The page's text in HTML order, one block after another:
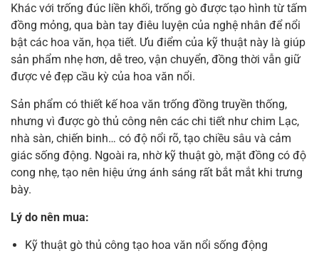
Khác với trống đúc liền khối, trống gò được tạo hình từ tấm
đồng mỏng, qua bàn tay điêu luyện của nghệ nhân để nổi
bật các hoa văn, họa tiết. Ưu điểm của kỹ thuật này là giúp
sản phẩm nhẹ hơn, dễ treo, vận chuyển, đồng thời vẫn giữ
được vẻ đẹp cầu kỳ của hoa văn nổi.
Sản phẩm có thiết kế hoa văn trống đồng truyền thống,
nhưng vì được gò thủ công nên các chi tiết như chim Lạc,
nhà sàn, chiến binh… có độ nổi rõ, tạo chiều sâu và cảm
giác sống động. Ngoài ra, nhờ kỹ thuật gò, mặt đồng có độ
cong nhẹ, tạo nên hiệu ứng ánh sáng rất bắt mắt khi trưng
bày.
Lý do nên mua:
Kỹ thuật gò thủ công tạo hoa văn nổi sống động